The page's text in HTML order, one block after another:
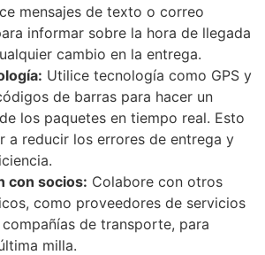
mensajes de texto o correo
informar sobre la hora de llegada
cambio en la entrega.
Utilice tecnología como GPS y
de barras para hacer un
los paquetes en tiempo real. Esto
a reducir los errores de entrega y
con socios: Colabore con otros
como proveedores de servicios
de transporte, para
milla.